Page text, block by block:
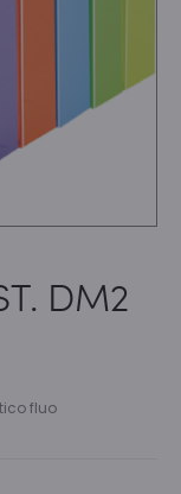
DM2
fluo